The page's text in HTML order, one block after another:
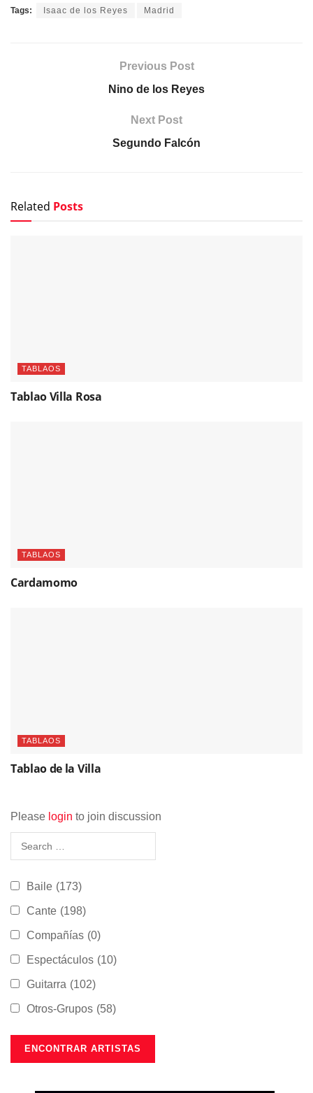
Tags: Isaac de los Reyes Madrid
Previous Post
Nino de los Reyes
Next Post
Segundo Falcón
Related Posts
TABLAOS
Tablao Villa Rosa
TABLAOS
Cardamomo
TABLAOS
Tablao de la Villa
Please login to join discussion
Baile (173)
Cante (198)
Compañías (0)
Espectáculos (10)
Guitarra (102)
Otros-Grupos (58)